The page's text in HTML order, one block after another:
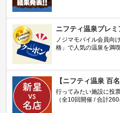
ニフティ温泉プレ
ノジマモバイル会員向
格」で人気の温泉を満
【ニフティ温泉 百
行ってみたい施設に投
（全10回開催 / 合計260